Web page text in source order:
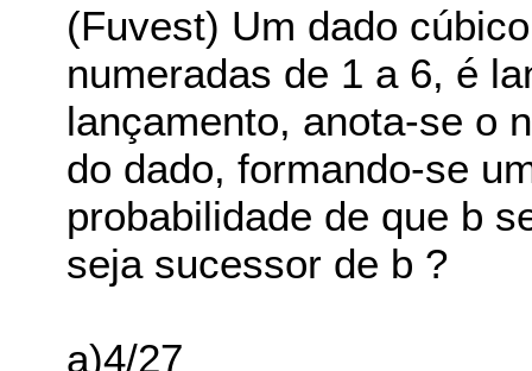
(Fuvest) Um dado
numeradas de 1 a 6, é
lançamento, anota-se o
do dado, formando-se
probabilidade de que b
seja sucessor de b ?
a)4/27